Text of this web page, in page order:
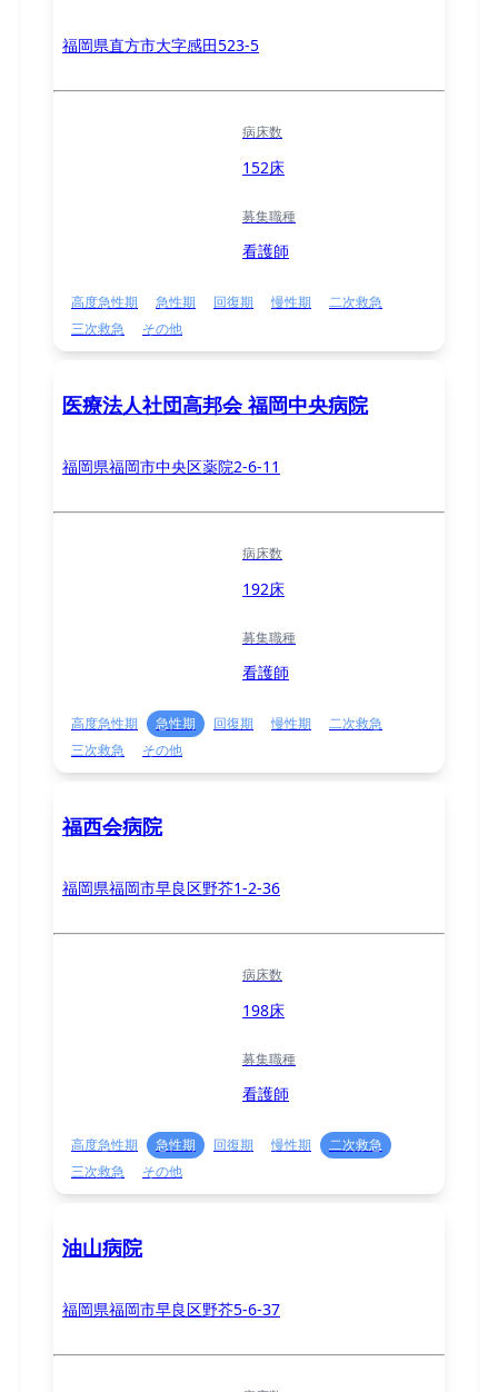
福岡県直方市大字感田523-5
病床数
152床
募集職種
看護師
高度急性期 急性期 回復期 慢性期
二次救急
三次救急
その他
医療法人社団高邦会 福岡中央病院
福岡県福岡市中央区薬院2-6-11
病床数
192床
募集職種
看護師
高度急性期 急性期 回復期 慢性期
二次救急
三次救急
その他
福西会病院
福岡県福岡市早良区野芥1-2-36
病床数
198床
募集職種
看護師
高度急性期 急性期 回復期 慢性期
二次救急
三次救急
その他
油山病院
福岡県福岡市早良区野芥5-6-37